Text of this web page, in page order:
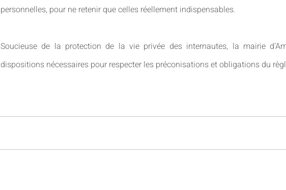
personnelles, pour ne retenir que celles réellement indispensables.
Soucieuse de la protection de la vie privée des internautes, la mairie
dispositions nécessaires pour respecter les préconisations et obligations du